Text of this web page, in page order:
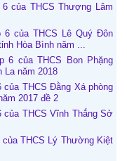
của THCS Thượng Lâm
của THCS Lê Quý Đôn
Hòa Bình năm ...
6 của THCS Bon Phặng
La năm 2018
THCS Đằng Xá phòng
2017 đề 2
THCS Vĩnh Thắng Sở
THCS Lý Thường Kiệt